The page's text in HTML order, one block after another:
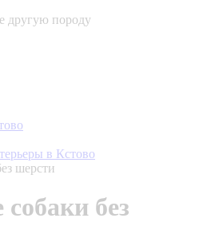
другую породу
в Кстово
шерсти
без